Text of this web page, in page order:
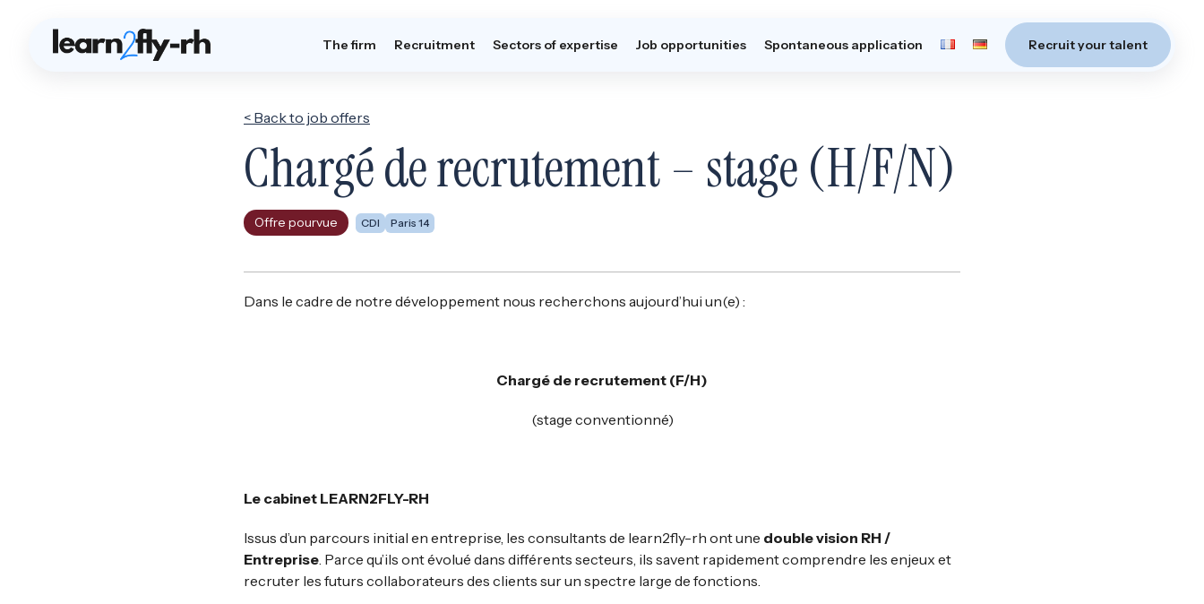
The firm Recruitment Sectors of expertise Job opportunities Spontaneous application Recruit your talent
< Back to job offers
Chargé de recrutement – stage (H/F/N)
Offre pourvue CDI Paris 14
Dans le cadre de notre développement nous recherchons aujourd’hui un(e) :
Chargé de recrutement (F/H)
(stage conventionné)
Le cabinet LEARN2FLY-RH
Issus d’un parcours initial en entreprise, les consultants de learn2fly-rh ont une double vision RH /
Entreprise. Parce qu’ils ont évolué dans différents secteurs, ils savent rapidement comprendre les enjeux et
recruter les futurs collaborateurs des clients sur un spectre large de fonctions.